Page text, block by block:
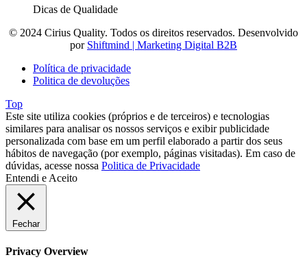
Dicas de Qualidade
© 2024 Cirius Quality. Todos os direitos reservados. Desenvolvido
por Shiftmind | Marketing Digital B2B
Política de privacidade
Politica de devoluções
Top
Este site utiliza cookies (próprios e de terceiros) e tecnologias
similares para analisar os nossos serviços e exibir publicidade
personalizada com base em um perfil elaborado a partir dos seus
hábitos de navegação (por exemplo, páginas visitadas). Em caso de
dúvidas, acesse nossa Politica de Privacidade
Entendi e Aceito
Fechar
Privacy Overview